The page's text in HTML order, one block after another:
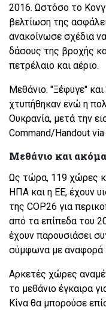
2016. Ωστόσο το
βελτίωση της
ανακοίνωσε σχέδια
δάσους της βροχής
πετρέλαιο και αέριο.
Mεθάνιο. "Ξέφυγε"
χτυπήθηκαν ενώ η
Ουκρανία, μετά την
Command/Handout via
Μεθάνιο και
Ως τώρα, 119 χώρες
ΗΠΑ και η ΕΕ, έχουν
της COP26 για
από τα επίπεδα του
έχουν παρουσιάσει
σύμφωνα με αναφορά
Αρκετές χώρες
το μεθάνιο έγκαιρα
Κίνα θα μπορούσε